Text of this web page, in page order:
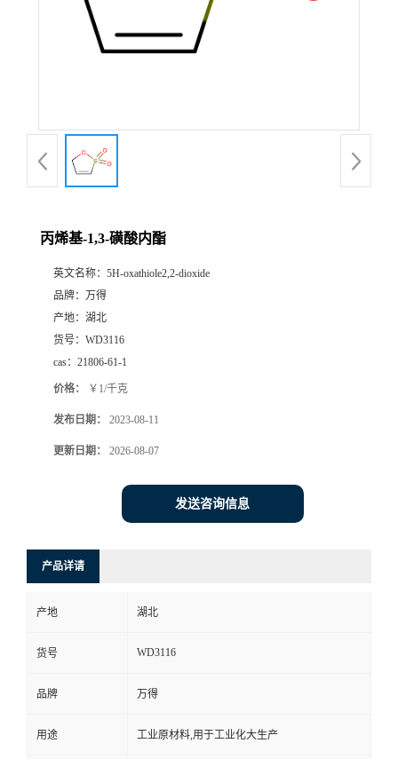
丙烯基-1,3-磺酸内酯
英文名称： 5H-oxathiole2,2-dioxide
品牌： 万得
产地： 湖北
货号： WD3116
cas： 21806-61-1
价格： ￥1/千克
发布日期： 2023-08-11
更新日期： 2026-08-07
发送咨询信息
产品详请
产地 湖北
货号 WD3116
品牌 万得
用途 工业原材料,用于工业化大生产